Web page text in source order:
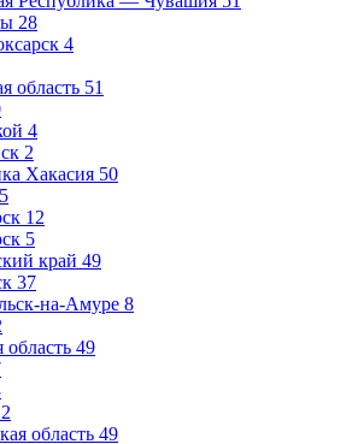
28
4
область 51
4
2
Хакасия 50
12
5
край 49
37
на-Амуре 8
область 49
2
область 49